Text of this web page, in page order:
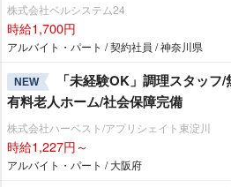
株式会社ベルシステム24
時給1,700円
アルバイト・パート / 契約社員 / 神奈川県
NEW
「未経験OK」調理スタッ
有料老人ホーム/社会保障完備
株式会社ハーベスト/アプリシェイト東淀川
時給1,227円～
アルバイト・パート / 大阪府